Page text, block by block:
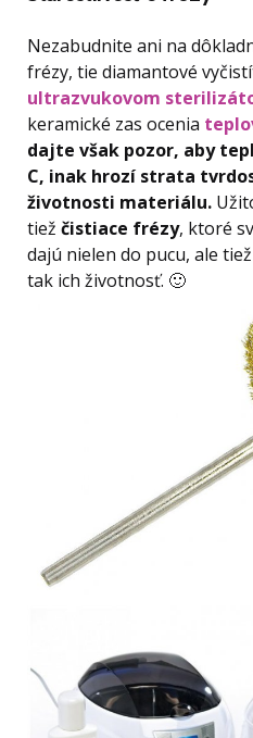
Nezabudnite ani na
frézy, tie diamantové
ultrazvukovom
keramické zas ocenia
dajte však pozor, aby
C, inak hrozí strata
životnosti materiálu.
tiež čistiace frézy, ktoré
dajú nielen do pucu, ale
tak ich životnosť. 🙂